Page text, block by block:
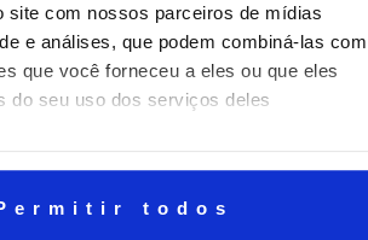
site com nossos parceiros de mídias
e análises, que podem combiná-las com
que você forneceu a eles ou que eles
do seu uso dos serviços deles
todos